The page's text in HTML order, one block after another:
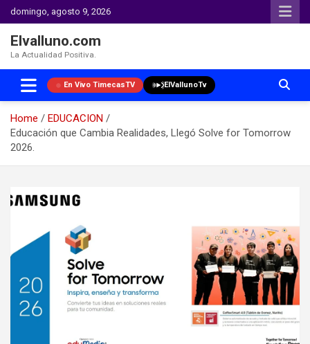
domingo, agosto 9, 2026
Elvalluno.com
La Actualidad Positiva.
En Vivo TimecasTV ElVallunoTv
Home
EDUCACION
Educación que Cambia Realidades, Llegó Solve for Tomorrow
2026.
content